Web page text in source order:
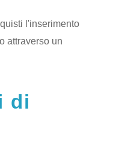
l'inserimento
attraverso un
di